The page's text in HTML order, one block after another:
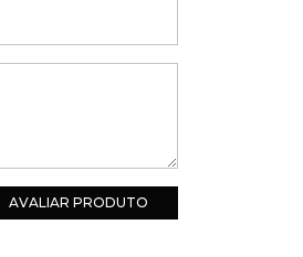
AVALIAR PRODUTO